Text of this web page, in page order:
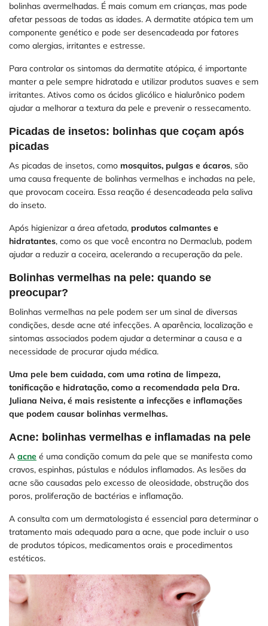
bolinhas avermelhadas. É mais comum em crianças, mas pode
afetar pessoas de todas as idades. A dermatite atópica tem um
componente genético e pode ser desencadeada por fatores
como alergias, irritantes e estresse.
Para controlar os sintomas da dermatite atópica, é importante
manter a pele sempre hidratada e utilizar produtos suaves e sem
irritantes. Ativos como os ácidos glicólico e hialurônico podem
ajudar a melhorar a textura da pele e prevenir o ressecamento.
Picadas de insetos: bolinhas que coçam após
picadas
As picadas de insetos, como mosquitos, pulgas e ácaros, são
uma causa frequente de bolinhas vermelhas e inchadas na pele,
que provocam coceira. Essa reação é desencadeada pela saliva
do inseto.
Após higienizar a área afetada, produtos calmantes e
hidratantes, como os que você encontra no Dermaclub, podem
ajudar a reduzir a coceira, acelerando a recuperação da pele.
Bolinhas vermelhas na pele: quando se
preocupar?
Bolinhas vermelhas na pele podem ser um sinal de diversas
condições, desde acne até infecções. A aparência, localização e
sintomas associados podem ajudar a determinar a causa e a
necessidade de procurar ajuda médica.
Uma pele bem cuidada, com uma rotina de limpeza,
tonificação e hidratação, como a recomendada pela Dra.
Juliana Neiva, é mais resistente a infecções e inflamações
que podem causar bolinhas vermelhas.
Acne: bolinhas vermelhas e inflamadas na pele
A acne é uma condição comum da pele que se manifesta como
cravos, espinhas, pústulas e nódulos inflamados. As lesões da
acne são causadas pelo excesso de oleosidade, obstrução dos
poros, proliferação de bactérias e inflamação.
A consulta com um dermatologista é essencial para determinar o
tratamento mais adequado para a acne, que pode incluir o uso
de produtos tópicos, medicamentos orais e procedimentos
estéticos.